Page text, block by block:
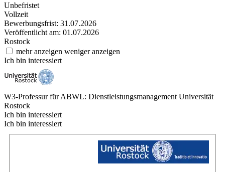
Unbefristet
Vollzeit
Bewerbungsfrist: 31.07.2026
Veröffentlicht am: 01.07.2026
Rostock
mehr anzeigen weniger anzeigen
Ich bin interessiert
W3-Professur für ABWL: Dienstleistungsmanagement Universität
Rostock
Ich bin interessiert
Ich bin interessiert